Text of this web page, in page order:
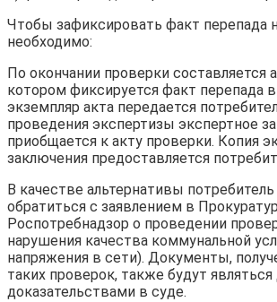
Чтобы зафиксировать факт перепада
необходимо:
По окончании проверки составляется
котором фиксируется факт перепада
экземпляр акта передается
проведения экспертизы экспертное
приобщается к акту проверки. Копия
заключения предоставляется
В качестве альтернативы
обратиться с заявлением в
Роспотребнадзор о проведении
нарушения качества коммунальной
напряжения в сети). Документы,
таких проверок, также будут
доказательствами в суде.